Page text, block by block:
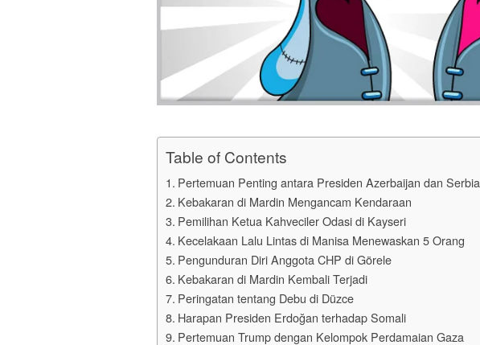
Table of Contents
Pertemuan Penting antara Presiden Azerbaijan dan Serbia
Kebakaran di Mardin Mengancam Kendaraan
Pemilihan Ketua Kahveciler Odasi di Kayseri
Kecelakaan Lalu Lintas di Manisa Menewaskan 5 Orang
Pengunduran Diri Anggota CHP di Görele
Kebakaran di Mardin Kembali Terjadi
Peringatan tentang Debu di Düzce
Harapan Presiden Erdoğan terhadap Somali
Pertemuan Trump dengan Kelompok Perdamaian Gaza